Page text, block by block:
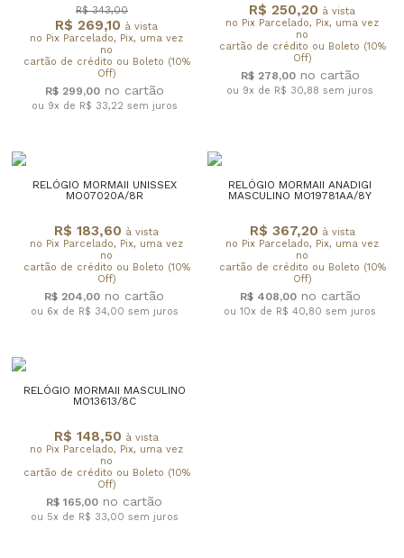
R$ 269,10 à vista
no Pix Parcelado, Pix, uma vez
no
cartão de crédito ou Boleto (10%
Off)
R$ 343,00
R$ 299,00
ou 9x de R$ 33,22 sem juros
R$ 250,20 à vista
no Pix Parcelado, Pix, uma vez
no
cartão de crédito ou Boleto (10%
Off)
R$ 278,00
ou 9x de R$ 30,88 sem juros
RELÓGIO MORMAII UNISSEX
MO07020A/8R
R$ 183,60 à vista
no Pix Parcelado, Pix, uma vez
no
cartão de crédito ou Boleto (10%
Off)
R$ 204,00
ou 6x de R$ 34,00 sem juros
RELÓGIO MORMAII ANADIGI
MASCULINO MO19781AA/8Y
R$ 367,20 à vista
no Pix Parcelado, Pix, uma vez
no
cartão de crédito ou Boleto (10%
Off)
R$ 408,00
ou 10x de R$ 40,80 sem juros
RELÓGIO MORMAII MASCULINO
MO13613/8C
R$ 148,50 à vista
no Pix Parcelado, Pix, uma vez
no
cartão de crédito ou Boleto (10%
Off)
R$ 165,00
ou 5x de R$ 33,00 sem juros